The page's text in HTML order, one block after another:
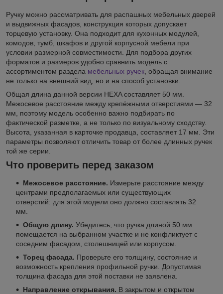
Ручку можно рассматривать для распашных мебельных дверей
и выдвижных фасадов, конструкция которых допускает
торцевую установку. Она подходит для кухонных модулей,
комодов, тумб, шкафов и другой корпусной мебели при
условии размерной совместимости. Для подбора других
форматов и размеров удобно сравнить модель с
ассортиментом раздела мебельных ручек , обращая внимание
не только на внешний вид, но и на способ установки.
Общая длина данной версии HEXA составляет 50 мм.
Межосевое расстояние между крепёжными отверстиями — 32
мм, поэтому модель особенно важно подбирать по
фактической разметке, а не только по визуальному сходству.
Высота, указанная в карточке продавца, составляет 17 мм. Эти
параметры позволяют отличить товар от более длинных ручек
той же серии.
Что проверить перед заказом
Межосевое расстояние. Измерьте расстояние между
центрами предполагаемых или существующих
отверстий: для этой модели оно должно составлять 32
мм.
Общую длину. Убедитесь, что ручка длиной 50 мм
помещается на выбранном участке и не конфликтует с
соседним фасадом, столешницей или корпусом.
Торец фасада. Проверьте его толщину, состояние и
возможность крепления профильной ручки. Допустимая
толщина фасада для этой поставки не заявлена.
Направление открывания. В закрытом и открытом